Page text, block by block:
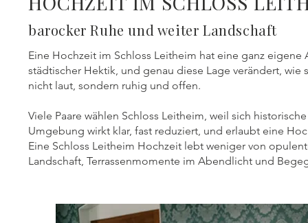
barocker Ruhe und weiter Landschaft
Eine Hochzeit im Schloss Leitheim hat eine ganz
städtischer Hektik, und genau diese Lage verändert,
nicht laut, sondern ruhig und offen.
Viele Paare wählen Schloss Leitheim, weil sich
Umgebung wirkt klar, fast reduziert, und erlaubt eine
Eine Schloss Leitheim Hochzeit lebt weniger von
Landschaft, Terrassenmomente im Abendlicht und